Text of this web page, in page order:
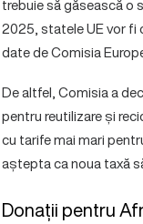
trebuie să găsească o
2025, statele UE vor fi
date de Comisia
De altfel, Comisia a
pentru reutilizare și
cu tarife mai mari
aștepta ca noua taxă
Donații pentru